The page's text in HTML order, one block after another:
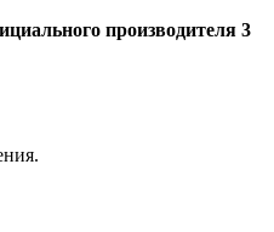
производителя 3